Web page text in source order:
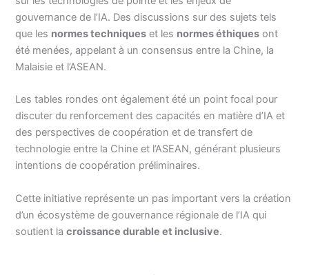
gouvernance de l’IA. Des discussions sur des sujets tels
que les normes techniques et les normes éthiques ont
été menées, appelant à un consensus entre la Chine, la
Malaisie et l’ASEAN.
Les tables rondes ont également été un point focal pour
discuter du renforcement des capacités en matière d’IA et
des perspectives de coopération et de transfert de
technologie entre la Chine et l’ASEAN, générant plusieurs
intentions de coopération préliminaires.
Cette initiative représente un pas important vers la création
d’un écosystème de gouvernance régionale de l’IA qui
soutient lacroissance durable et inclusive.